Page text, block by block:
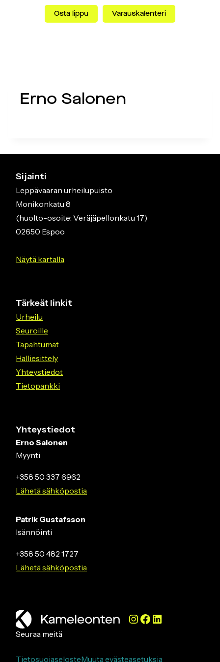
Osta lippu Varauskalenteri
Erno Salonen
Sijainti
Leppävaaran urheilupuisto
Monikonkatu 8
(huolto-osoite: Veräjäpellonkatu 17)
02650 Espoo
Näytä kartalla
Tärkeät linkit
Urheilu
Seuroille
Tapahtumat
Halliesittely
Yhteystiedot
Tietopankki
Yhteystiedot
Erno Salonen
Myynti
+358 50 337 6962
Lähetä sähköpostia
Patrik Gustafsson
Isännöinti
+358 50 482 1727
Lähetä sähköpostia
Instagram
Facebook
LinkedIn
Seuraa meitä
TietosuojaselosteMuuta evästeasetuksia